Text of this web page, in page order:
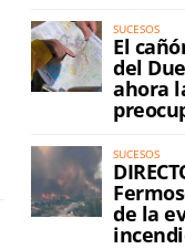
SUCESOS
El
del
ahora
incendio
SUCESOS
de la